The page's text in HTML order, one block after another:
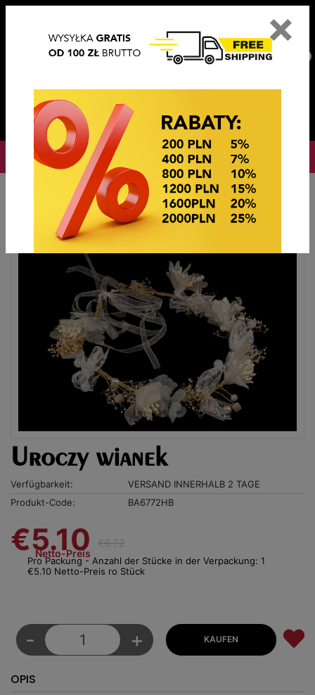
OKAZJE CENOWE
Haarschmuck Opaski
Uroczy wianek
Verfügbarkeit:
VERSAND INNERHALB 2 TAGE
Produkt-Code:
BA6772HB
€5.10
Netto-Preis
€6.72
Pro Packung - Anzahl der Stücke in der Verpackung: 1
€5.10 Netto-Preis ro Stück
- +
OPIS
×